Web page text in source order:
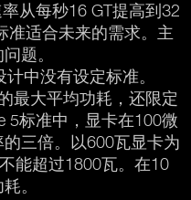
从每秒16 GT提高到32
准适合未来的需求。主
题。
中没有设定标准。
最大平均功耗，还限定
5标准中，显卡在100微
三倍。以600瓦显卡为
能超过1800瓦。在10
。